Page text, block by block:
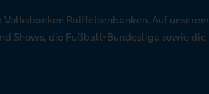
Raiffeisenbanken. Auf unserem
Shows, die Fußball-Bundesliga sowie die